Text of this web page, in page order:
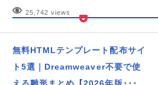
25,742 views
無料HTMLテンプレート配布サイ
ト5選｜Dreamweaver不要で使
える雛形まとめ【2026年版･･･